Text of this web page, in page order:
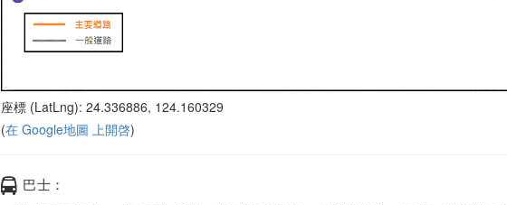
座標 (LatLng): 24.336886, 124.160329
(在 Google地圖 上開啓)
巴士：